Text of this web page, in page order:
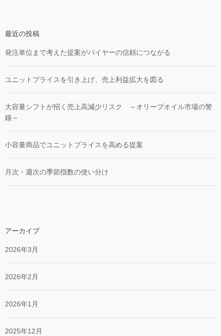
最近の投稿
発注単位まで考えた提案がバイヤーの信頼につながる
ユニットプライスを引き上げ、売上利益拡大を図る
大容量シフトが招く売上高減少リスク ～オリーブオイル市場の警
鐘～
小容量商品でユニットプライスを高める提案
月次・週次の季節指数の使い分け
アーカイブ
2026年3月
2026年2月
2026年1月
2025年12月